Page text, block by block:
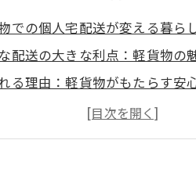
での個人宅配送が変える暮ら
配送の大きな利点：軽貨物の
る理由：軽貨物がもたらす安
な配送が可能にする新しい顧客体
パフォーマンスに優れた軽貨